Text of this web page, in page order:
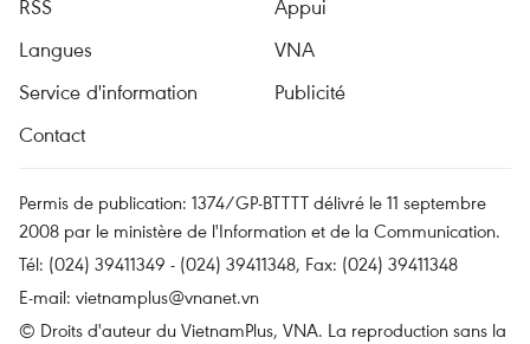
RSS
Appui
Langues
VNA
Service d'information
Publicité
Contact
Permis de publication: 1374/GP-BTTTT délivré le 11 septembre
2008 par le ministère de l'Information et de la Communication.
Tél: (024) 39411349 - (024) 39411348, Fax: (024) 39411348
E-mail: vietnamplus@vnanet.vn
© Droits d'auteur du VietnamPlus, VNA. La reproduction sans la